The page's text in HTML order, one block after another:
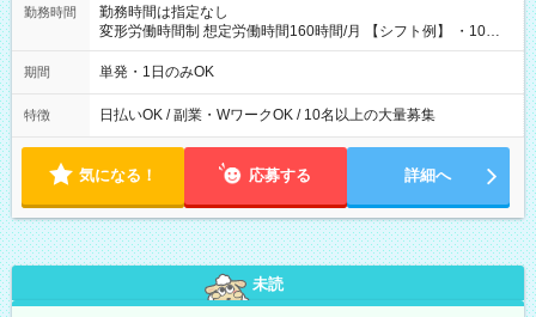
勤務時間
勤務時間は指定なし
変形労働時間制 想定労働時間160時間/月 【シフト例】 ・10：
00～20：00
期間 単発・1日のみOK
特徴 日払いOK / 副業・WワークOK / 10名以上の大量募集
気になる！ 応募する 詳細へ
未読